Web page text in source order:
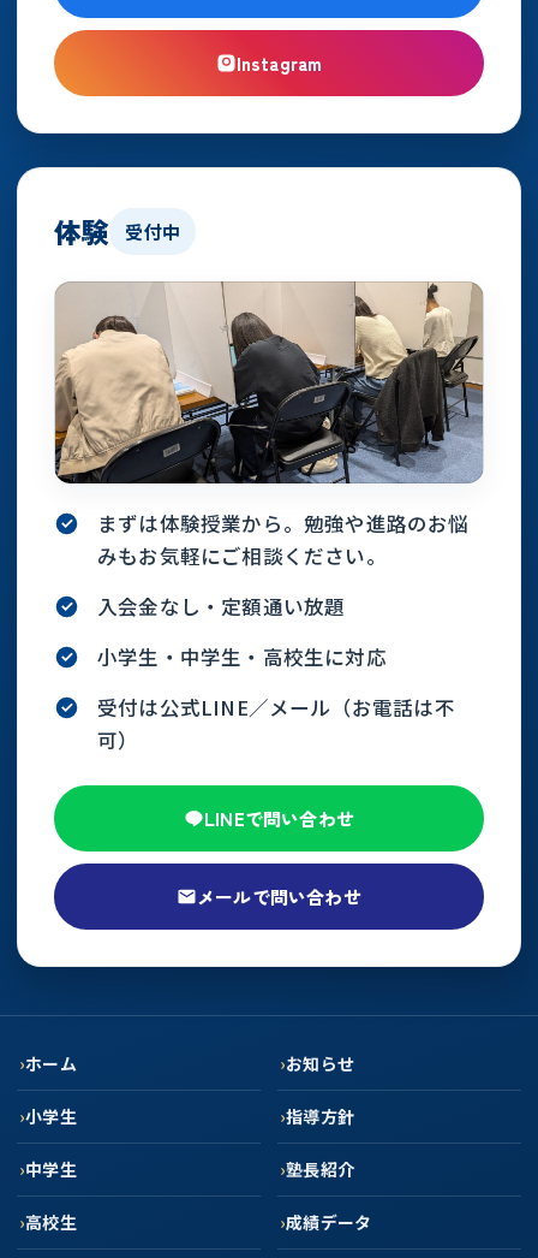
Instagram
体験 受付中
まずは体験授業から。勉強や進路のお悩
みもお気軽にご相談ください。
入会金なし・定額通い放題
小学生・中学生・高校生に対応
受付は公式LINE／メール（お電話は不
可）
LINEで問い合わせ
メールで問い合わせ
ホーム
小学生
中学生
高校生
お知らせ
指導方針
塾長紹介
成績データ